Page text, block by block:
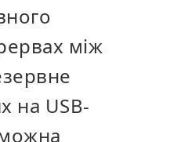
між
на USB-